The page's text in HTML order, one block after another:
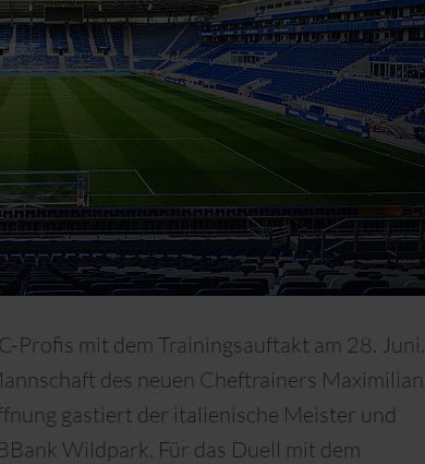
Profis mit dem Trainingsauftakt am 28. Juni.
des neuen Cheftrainers Maximilian
gastiert der italienische Meister und
Wildpark. Für das Duell mit dem